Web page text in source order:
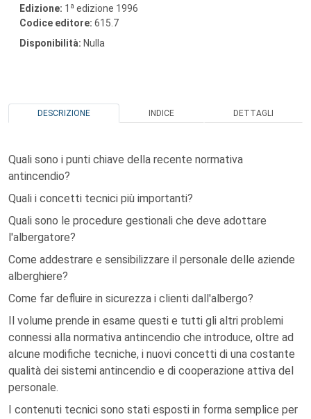
Edizione: 1 a edizione 1996
Codice editore: 615.7
Disponibilità: Nulla
DESCRIZIONE INDICE DETTAGLI
Quali sono i punti chiave della recente normativa
antincendio?
Quali i concetti tecnici più importanti?
Quali sono le procedure gestionali che deve adottare
l'albergatore?
Come addestrare e sensibilizzare il personale delle aziende
alberghiere?
Come far defluire in sicurezza i clienti dall'albergo?
Il volume prende in esame questi e tutti gli altri problemi
connessi alla normativa antincendio che introduce, oltre ad
alcune modifiche tecniche, i nuovi concetti di una costante
qualità dei sistemi antincendio e di cooperazione attiva del
personale.
I contenuti tecnici sono stati esposti in forma semplice per